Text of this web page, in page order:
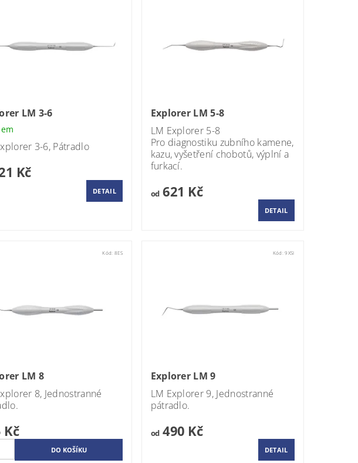
LM 3-6
3-6, Pátradlo
Kč
DETAIL
Explorer LM 5-8
LM Explorer 5-8
Pro diagnostiku zubního kamene,
kazu, vyšetření chobotů, výplní a
furkací.
od621 Kč
DETAIL
Kód:8ES
LM 8
8, Jednostranné
Kč
Kód:9XSI
Explorer LM 9
LM Explorer 9, Jednostranné
pátradlo.
od490 Kč
DETAIL